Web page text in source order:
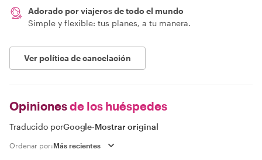
Adorado por viajeros de todo el mundo
Simple y flexible: tus planes, a tu manera.
Ver política de cancelación
Opinionesde los huéspedes
Traducido porGoogle-Mostrar original
Ordenar por: